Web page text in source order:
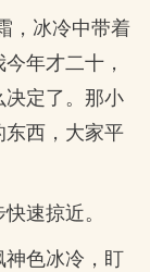
，冰冷中带着
年才二十，
定了。那小
西，大家平
速掠近。
色冰冷，盯